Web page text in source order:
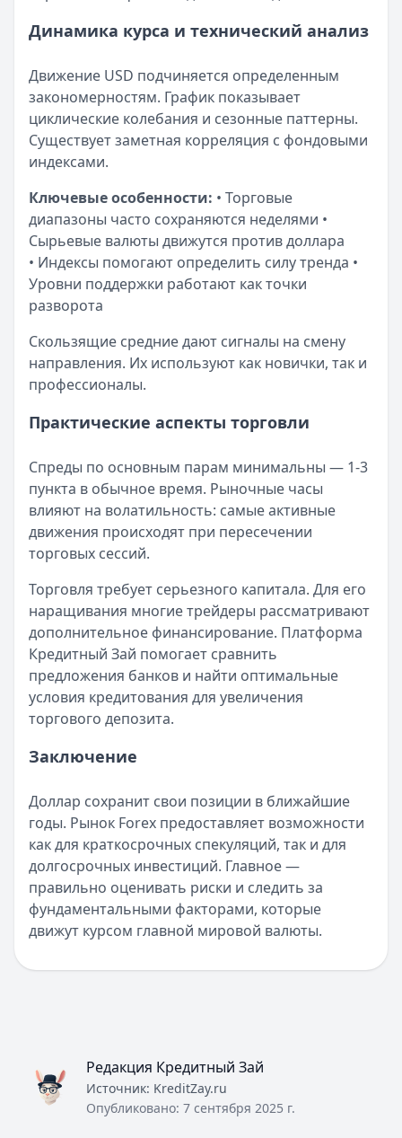
Уралсиб Банк— 120 дней на максимум
Льготный период:120 дней
Обслуживание:Бесплатно
Рейтинг:4.7
Т-Банк— Платинум
Лимит: до1 000 000 ₽
Льготный период:
55 дней
Рейтинг:
Альфа-Банк
— Кредитная карта Альфа-Банка
Лимит: до
Льготный период: 60 дней
Обслуживание:
Рейтинг:4.8(11 отзывов)
Кредит Европа Банк— Urban card
Лимит: до600 000 ₽
Обслуживание:Бесплатно
Все кредитные карты
Займы — лучшие предложения
Деньги сразу— Стандартный
Сумма: до100 000₽
Срок до:365дней
— Займ
Сумма: до30 000₽
Срок до:30дней
Рейтинг:4.8
Займер— До зарплаты
Сумма: до30 000₽
Срок до: 30дней
Рейтинг:4.6(17 отзывов)
Сумма: до
Срок до:
30дней
Рейтинг:
MoneyMan
— Онлайн
Сумма: до
100 000
Срок до:
Рейтинг:
Быстроденьги — Без процентов для новых
Сумма: до30 000₽
Срок до:30
дней
Рейтинг:
— Займ
Динамика курса и технический анализ
Движение USD подчиняется определенным
закономерностям. График показывает
циклические колебания и сезонные паттерны.
Существует заметная корреляция с фондовыми
индексами.
Ключевые особенности: • Торговые
диапазоны часто сохраняются неделями •
Сырьевые валюты движутся против доллара
• Индексы помогают определить силу тренда •
Уровни поддержки работают как точки
разворота
Скользящие средние дают сигналы на смену
направления. Их используют как новички, так и
профессионалы.
Практические аспекты торговли
Спреды по основным парам минимальны — 1-3
пункта в обычное время. Рыночные часы
влияют на волатильность: самые активные
движения происходят при пересечении
торговых сессий.
Торговля требует серьезного капитала. Для его
наращивания многие трейдеры рассматривают
дополнительное финансирование. Платформа
Кредитный Зай помогает сравнить
предложения банков и найти оптимальные
условия кредитования для увеличения
торгового депозита.
Заключение
Доллар сохранит свои позиции в ближайшие
годы. Рынок Forex предоставляет возможности
как для краткосрочных спекуляций, так и для
долгосрочных инвестиций. Главное —
правильно оценивать риски и следить за
фундаментальными факторами, которые
движут курсом главной мировой валюты.
Редакция Кредитный Зай
Источник: KreditZay.ru
Опубликовано: 7 сентября 2025 г.